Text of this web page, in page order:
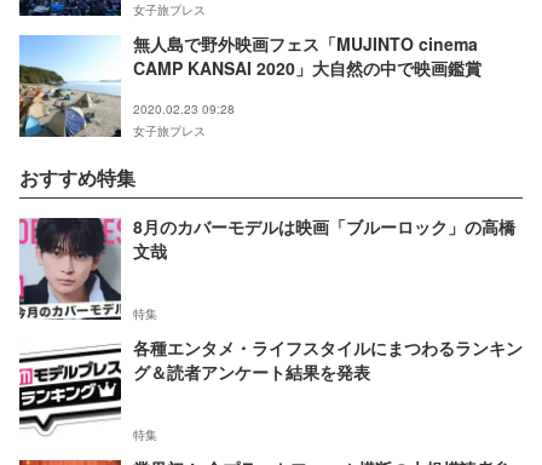
女子旅プレス
無人島で野外映画フェス「MUJINTO cinema
CAMP KANSAI 2020」大自然の中で映画鑑賞
2020.02.23 09:28
女子旅プレス
おすすめ特集
8月のカバーモデルは映画「ブルーロック」の高橋
文哉
特集
各種エンタメ・ライフスタイルにまつわるランキン
グ＆読者アンケート結果を発表
特集